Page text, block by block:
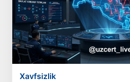
Xavfsizlik